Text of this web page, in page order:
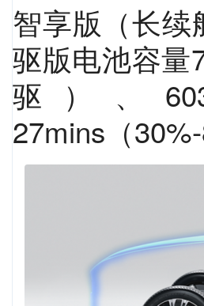
智享版（长
驱版电池容量
驱）、
27mins（